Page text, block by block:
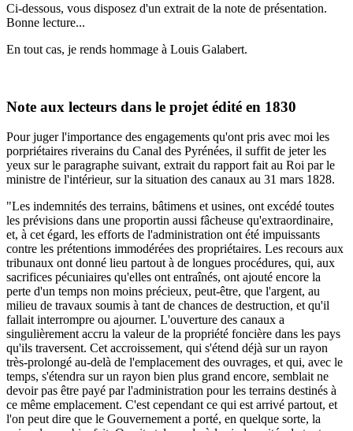
Ci-dessous, vous disposez d'un extrait de la note de présentation.
Bonne lecture...
En tout cas, je rends hommage à Louis Galabert.
Note aux lecteurs dans le projet édité en 1830
Pour juger l'importance des engagements qu'ont pris avec moi les
porpriétaires riverains du Canal des Pyrénées, il suffit de jeter les
yeux sur le paragraphe suivant, extrait du rapport fait au Roi par le
ministre de l'intérieur, sur la situation des canaux au 31 mars 1828.
"Les indemnités des terrains, bâtimens et usines, ont excédé toutes
les prévisions dans une proportin aussi fâcheuse qu'extraordinaire,
et, à cet égard, les efforts de l'administration ont été impuissants
contre les prétentions immodérées des propriétaires. Les recours aux
tribunaux ont donné lieu partout à de longues procédures, qui, aux
sacrifices pécuniaires qu'elles ont entraînés, ont ajouté encore la
perte d'un temps non moins précieux, peut-être, que l'argent, au
milieu de travaux soumis à tant de chances de destruction, et qu'il
fallait interrompre ou ajourner. L'ouverture des canaux a
singulièrement accru la valeur de la propriété foncière dans les pays
qu'ils traversent. Cet accroissement, qui s'étend déjà sur un rayon
très-prolongé au-delà de l'emplacement des ouvrages, et qui, avec le
temps, s'étendra sur un rayon bien plus grand encore, semblait ne
devoir pas être payé par l'administration pour les terrains destinés à
ce même emplacement. C'est cependant ce qui est arrivé partout, et
l'on peut dire que le Gouvernement a porté, en quelque sorte, la